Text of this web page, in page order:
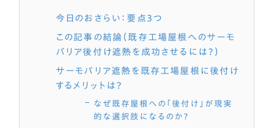
今日のおさらい：要点3つ
この記事の結論（既存工場屋根へのサーモ
バリア後付け遮熱を成功させるには？）
サーモバリア遮熱を既存工場屋根に後付け
するメリットは？
なぜ既存屋根への「後付け」が現実
的な選択肢になるのか？